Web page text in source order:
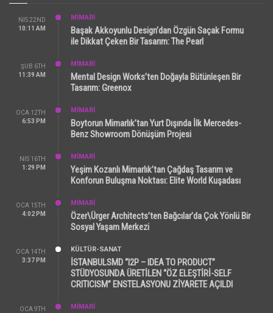
NIS 22ND
10:11 AM
MİMARİ
Başak Akkoyunlu Design’dan Özgün Saçak Formu
ile Dikkat Çeken Bir Tasarım: The Pearl
ŞUB 6TH
11:39 AM
MİMARİ
Mental Design Works’ten Doğayla Bütünleşen Bir
Tasarım: Greenox
OCA 12TH
6:53 PM
MİMARİ
Boytorun Mimarlık’tan Yurt Dışında İlk Mercedes-
Benz Showroom Dönüşüm Projesi
NIS 16TH
1:29 PM
MİMARİ
Yeşim Kozanlı Mimarlık’tan Çağdaş Tasarım ve
Konforun Buluşma Noktası: Elite World Kuşadası
OCA 15TH
4:02 PM
MİMARİ
Özer\Ürger Architects’ten Bağcılar’da Çok Yönlü Bir
Sosyal Yaşam Merkezi
OCA 14TH
3:37 PM
KÜLTÜR-SANAT
İSTANBULSMD “I2P – IDEA TO PRODUCT”
STÜDYOSUNDA ÜRETİLEN “ÖZ ELEŞTİRİ-SELF
CRITICISM” ENSTELASYONU ZİYARETE AÇILDI
OCA 9TH
MİMARİ